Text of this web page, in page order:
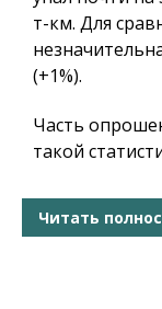
т-км. Для
(+1%).
Часть
такой
Читать